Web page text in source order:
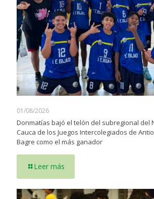
01/08/2026
Donmatías bajó el telón del subregional del
Cauca de los Juegos Intercolegiados de
Bagre como el más ganador
Leer más